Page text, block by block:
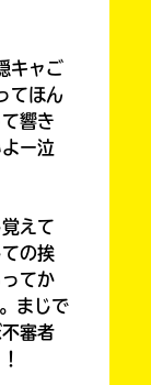
キャご
てほん
響き
ー泣
えて
の挨
てか
まじで
審者